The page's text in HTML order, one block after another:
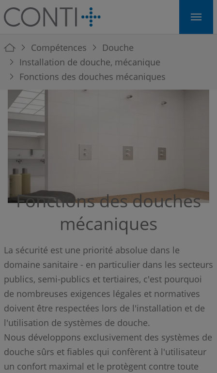
Skip to main navigation
Skip to main content
Skip to page footer
You are here:
Compétences
Douche
Installation de douche, mécanique
Fonctions des douches mécaniques
Fonctions des douches
mécaniques
La sécurité est une priorité absolue dans le
domaine sanitaire - en particulier dans les secteurs
publics, semi-publics et tertiaires, c'est pourquoi
de nombreuses exigences légales et normatives
doivent être respectées lors de l'installation et de
l'utilisation de systèmes de douche.
Nous développons exclusivement des systèmes de
douche sûrs et fiables qui confèrent à l'utilisateur
un confort maximal et le protègent contre toute